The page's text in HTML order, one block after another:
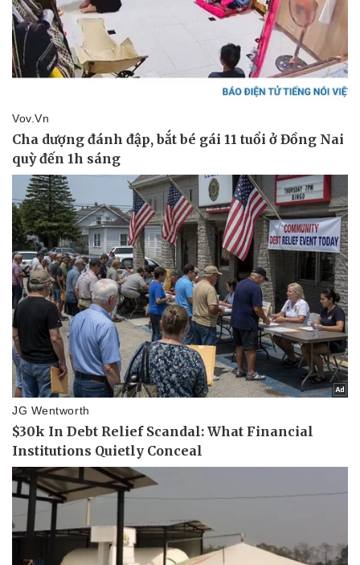
Kinh tế
Bất động sản
Khởi nghiệp
Thị trường
Giá vàng
Tiêu dùng
Chứng khoán
Giá cà phê